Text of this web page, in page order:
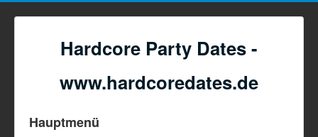
Hardcore Party Dates -
www.hardcoredates.de
Hauptmenü